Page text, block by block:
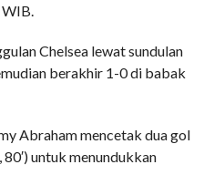
Chelsea lewat sundulan
berakhir 1-0 di babak
Abraham mencetak dua gol
untuk menundukkan